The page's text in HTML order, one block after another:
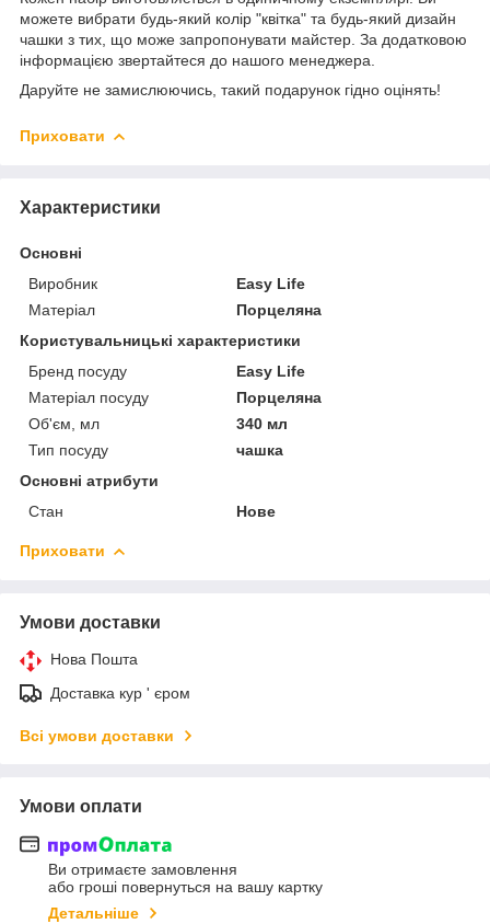
можете вибрати будь-який колір "квітка" та будь-який дизайн
чашки з тих, що може запропонувати майстер. За додатковою
інформацією звертайтеся до нашого менеджера.
Даруйте не замислюючись, такий подарунок гідно оцінять!
Приховати
Характеристики
Основні
Виробник
Easy Life
Матеріал
Порцеляна
Користувальницькі характеристики
Бренд посуду
Easy Life
Матеріал посуду
Порцеляна
Об'єм, мл
340 мл
Тип посуду
чашка
Основні атрибути
Стан
Нове
Приховати
Умови доставки
Нова Пошта
Доставка кур ' єром
Всі умови доставки
Умови оплати
Ви отримаєте замовлення
або гроші повернуться на вашу картку
Детальніше